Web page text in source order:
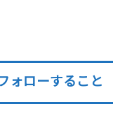
ォローすること